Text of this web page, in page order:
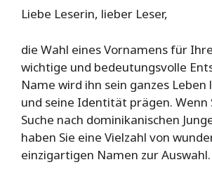
Liebe Leserin, lieber Leser,
die Wahl eines Vornamens für
wichtige und bedeutungsvolle
Name wird ihn sein ganzes
und seine Identität prägen. Wenn
Suche nach dominikanischen
haben Sie eine Vielzahl von
einzigartigen Namen zur Auswahl.